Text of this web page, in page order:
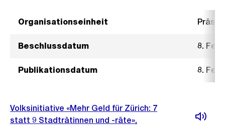
Organisationseinheit
Beschlussdatum 8.
Publikationsdatum 8.
Volksinitiative «Mehr Geld für Zürich: 7
statt 9 Stadträtinnen und -räte»,